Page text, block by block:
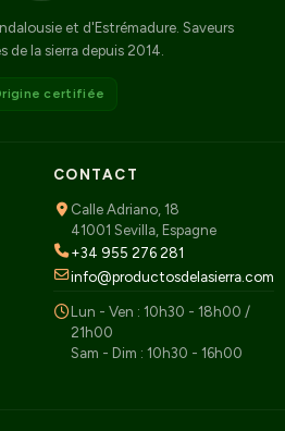
et d'Estrémadure. Saveurs
de la sierra depuis 2014.
certifiée
CONTACT
Calle Adriano, 18
41001 Sevilla, Espagne
+34 955 276 281
info@productosdelasierra.com
Lun - Ven : 10h30 - 18h00 /
21h00
Sam - Dim : 10h30 - 16h00